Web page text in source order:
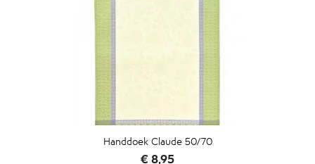
Handdoek Claude 50/70
Prijs
€ 8,95